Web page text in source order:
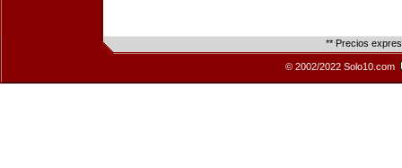
** Precios
© 2002/2022 Solo10.com